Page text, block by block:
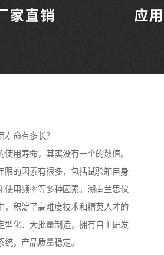
命有多长？
使用寿命，其实没有一个的数值。
限的因素有很多，包括试验箱自身
使用频率等多种因素。湖南兰思仪
，积淀了高难度技术和精英人才的
型化、大批量制造，拥有自主研发
，产品质量稳定。